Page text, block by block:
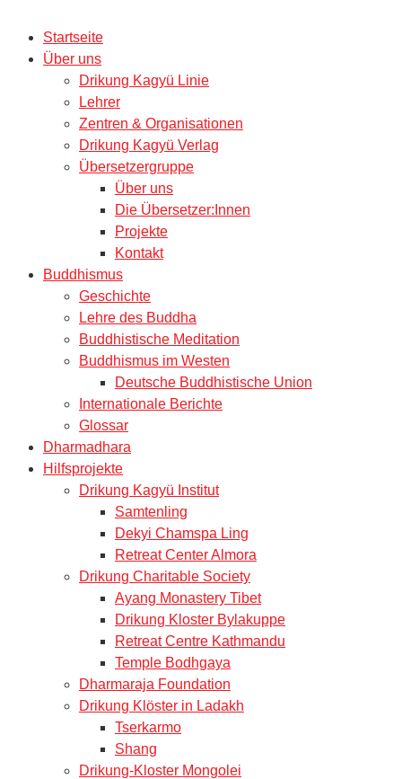
Startseite
Über uns
Drikung Kagyü Linie
Lehrer
Zentren & Organisationen
Drikung Kagyü Verlag
Übersetzergruppe
Über uns
Die Übersetzer:Innen
Projekte
Kontakt
Buddhismus
Geschichte
Lehre des Buddha
Buddhistische Meditation
Buddhismus im Westen
Deutsche Buddhistische Union
Internationale Berichte
Glossar
Dharmadhara
Hilfsprojekte
Drikung Kagyü Institut
Samtenling
Dekyi Chamspa Ling
Retreat Center Almora
Drikung Charitable Society
Ayang Monastery Tibet
Drikung Kloster Bylakuppe
Retreat Centre Kathmandu
Temple Bodhgaya
Dharmaraja Foundation
Drikung Klöster in Ladakh
Tserkarmo
Shang
Drikung-Kloster Mongolei